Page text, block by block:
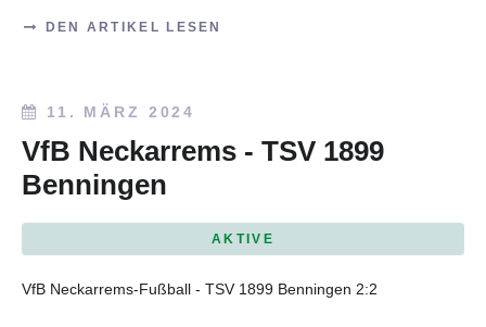
DEN ARTIKEL LESEN
11. MÄRZ 2024
VfB Neckarrems - TSV 1899
Benningen
AKTIVE
VfB Neckarrems-Fußball - TSV 1899 Benningen 2:2